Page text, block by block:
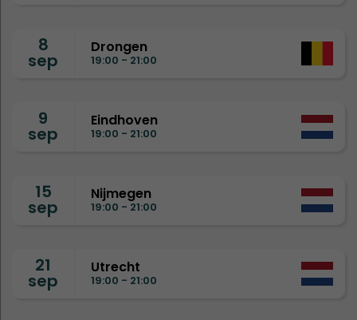
8
sep
Drongen
19:00 - 21:00
9
sep
Eindhoven
19:00 - 21:00
15
sep
Nijmegen
19:00 - 21:00
21
sep
Utrecht
19:00 - 21:00